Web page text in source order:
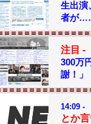
生出演
者が
注目 -
300万
謝！
14:09 -
とか